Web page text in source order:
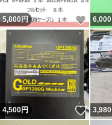
5,800 円 いい
6,000
4,500円 いい
3,980